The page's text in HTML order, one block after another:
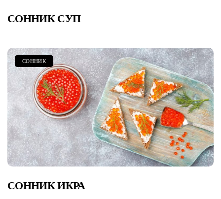
СОННИК СУП
СОННИК
СОННИК ИКРА